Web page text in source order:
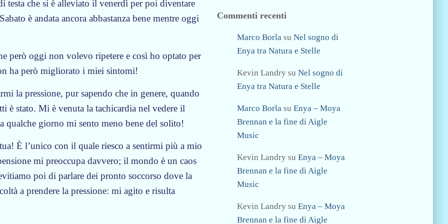
testa che si è alleviato il venerdì per poi diventare
è andata ancora abbastanza bene mentre oggi
però oggi non volevo ripetere e così ho optato per
ha però migliorato i miei sintomi!
la pressione, pur sapendo che in genere, quando
è stato. Mi è venuta la tachicardia nel vedere il
qualche giorno mi sento meno bene del solito!
È l’unico con il quale riesco a sentirmi più a mio
mi preoccupa davvero; il mondo è un caos
poi di parlare dei pronto soccorso dove la
a prendere la pressione: mi agito e risulta
Commenti recenti
Marco Borla su Nel sogno di
Enya tra Natura e Stelle
Kevin Landry su Nel sogno di
Enya tra Natura e Stelle
Marco Borla su Enya – Moya
Brennan e la fine di Aigle
Music
Kevin Landry su Enya – Moya
Brennan e la fine di Aigle
Music
Kevin Landry su Enya – Moya
Brennan e la fine di Aigle